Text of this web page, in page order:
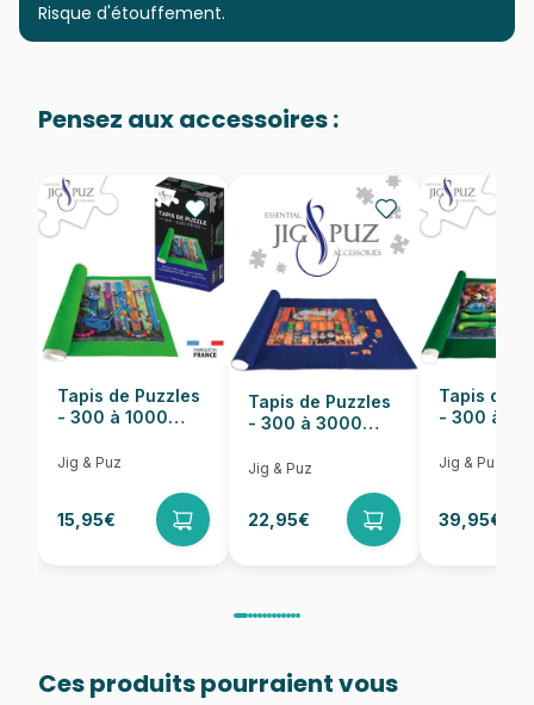
Age
Puzzle pour Adultes (500 à
Provenance Puzzles fabriqués en France
EAN 8590878532649
Nombre de pièces 1000 pièces
Dimensions 66 x 47 cm
Risque d'étouffement.
Pensez aux accessoires :
Tapis de Puzzles
- 300 à 1000
Jig & Puz
15,95€
Tapis de Puzzles
- 300 à 3000
Jig & Puz
22,95€
Tapis de
- 300 à
Jig & Puz
39,95€
Ces produits pourraient vous